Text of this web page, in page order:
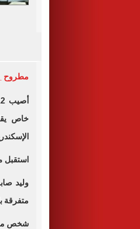
مطروح
أصيب 12 عاملاً من محافظات مختلفة بإصابات متنوعة، إثر
خاص
شخص